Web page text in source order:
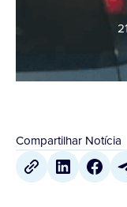
Compartilhar Notícia